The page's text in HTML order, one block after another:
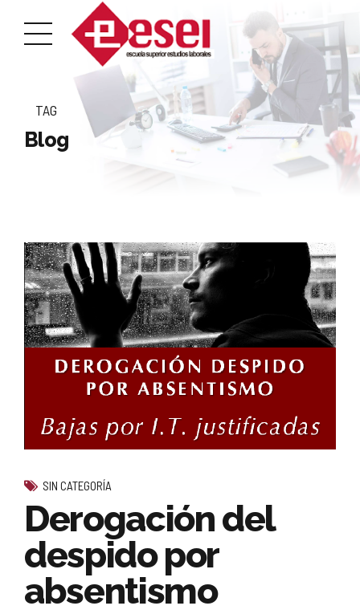
TAG
Blog
SIN CATEGORÍA
Derogación del
despido por
absentismo